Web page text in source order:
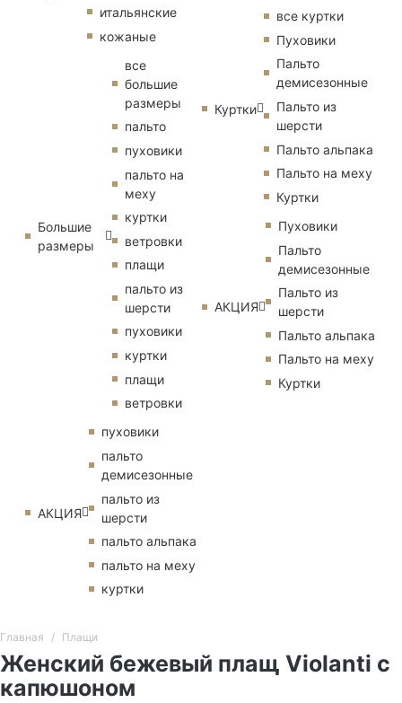
итальянские
кожаные
Большие
размеры
все
большие
размеры
пальто
пуховики
пальто на
меху
куртки
ветровки
плащи
пальто из
шерсти
пуховики
куртки
плащи
ветровки
АКЦИЯ
пуховики
пальто
демисезонные
пальто из
шерсти
пальто альпака
пальто на меху
куртки
Куртки
все куртки
Пуховики
Пальто
демисезонные
Пальто из
шерсти
Пальто альпака
Пальто на меху
Куртки
АКЦИЯ
Пуховики
Пальто
демисезонные
Пальто из
шерсти
Пальто альпака
Пальто на меху
Куртки
Главная Плащи
Женский бежевый плащ Violanti с
капюшоном